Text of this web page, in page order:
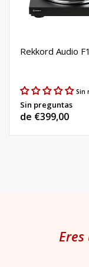
Rekkord Audio
Sin
Sin preguntas
Precio
de €399,00